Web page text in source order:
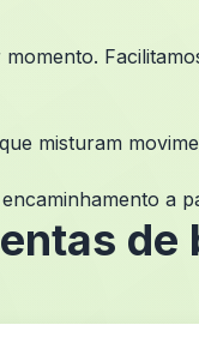
misturam
a
de